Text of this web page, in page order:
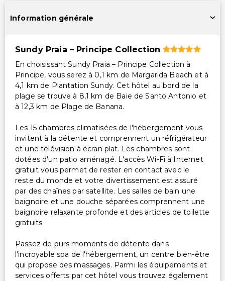
Information générale
Sundy Praia – Principe Collection
En choisissant Sundy Praia – Principe Collection à
Principe, vous serez à 0,1 km de Margarida Beach et à
4,1 km de Plantation Sundy. Cet hôtel au bord de la
plage se trouve à 8,1 km de Baie de Santo Antonio et
à 12,3 km de Plage de Banana.
Les 15 chambres climatisées de l'hébergement vous
invitent à la détente et comprennent un réfrigérateur
et une télévision à écran plat. Les chambres sont
dotées d'un patio aménagé. L'accès Wi-Fi à Internet
gratuit vous permet de rester en contact avec le
reste du monde et votre divertissement est assuré
par des chaînes par satellite. Les salles de bain une
baignoire et une douche séparées comprennent une
baignoire relaxante profonde et des articles de toilette
gratuits.
Passez de purs moments de détente dans
l'incroyable spa de l'hébergement, un centre bien-être
qui propose des massages. Parmi les équipements et
services offerts par cet hôtel vous trouvez également